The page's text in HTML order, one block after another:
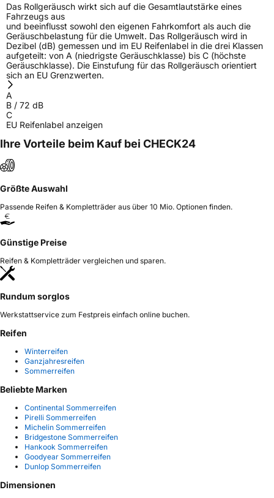
Das Rollgeräusch wirkt sich auf die Gesamtlautstärke eines
Fahrzeugs aus
und beeinflusst sowohl den eigenen Fahrkomfort als auch die
Geräuschbelastung für die Umwelt. Das Rollgeräusch wird in
Dezibel (dB) gemessen und im EU Reifenlabel in die drei Klassen
aufgeteilt: von A (niedrigste Geräuschklasse) bis C (höchste
Geräuschklasse). Die Einstufung für das Rollgeräusch orientiert
sich an EU Grenzwerten.
A
B / 72 dB
C
EU Reifenlabel anzeigen
Ihre Vorteile beim Kauf bei CHECK24
Größte Auswahl
Passende Reifen & Kompletträder aus über 10 Mio. Optionen finden.
Günstige Preise
Reifen & Kompletträder vergleichen und sparen.
Rundum sorglos
Werkstattservice zum Festpreis einfach online buchen.
Reifen
Winterreifen
Ganzjahresreifen
Sommerreifen
Beliebte Marken
Continental Sommerreifen
Pirelli Sommerreifen
Michelin Sommerreifen
Bridgestone Sommerreifen
Hankook Sommerreifen
Goodyear Sommerreifen
Dunlop Sommerreifen
Dimensionen